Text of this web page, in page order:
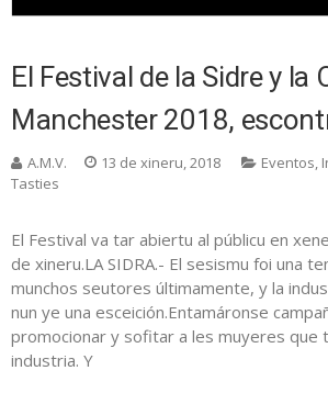
El Festival de la Sidre y la
Manchester 2018,
A.M.V. 13 de xineru, 2018 Eventos,
Tasties
El Festival va tar abiertu al públicu en
de xineru.LA SIDRA.- El sesismu foi una
munchos seutores últimamente, y la
nun ye una esceición.Entamáronse
promocionar y sofitar a les muyeres que
industria. Y